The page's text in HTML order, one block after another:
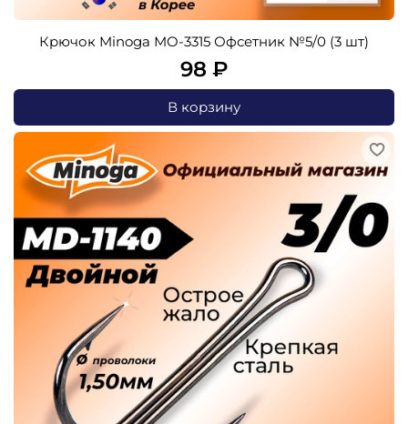
Крючок Minoga MO-3315 Офсетник №5/0 (3 шт)
98 ₽
В корзину